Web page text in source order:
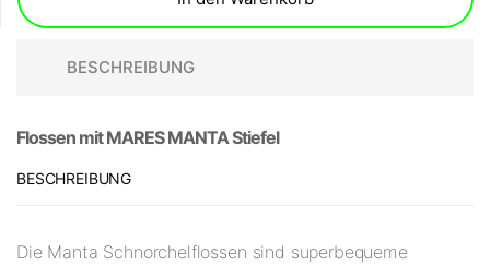
BESCHREIBUNG
Flossen mit MARES MANTA Stiefel
BESCHREIBUNG
Die Manta Schnorchelflossen sind superbequeme